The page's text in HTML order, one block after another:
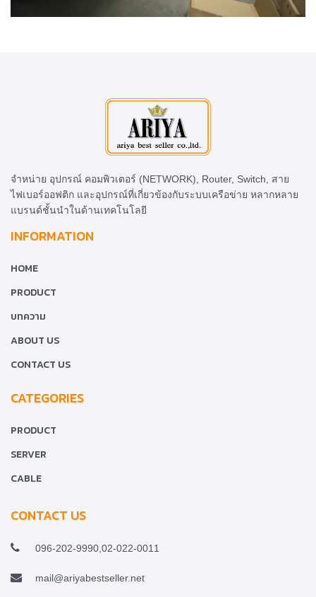
จำหน่าย อุปกรณ์ คอมพิวเตอร์ (NETWORK), Router, Switch, สาย
ไฟเบอร์ออฟติก และอุปกรณ์ที่เกี่ยวข้องกับระบบเครือข่าย หลากหลาย
แบรนด์ชั้นนำในด้านเทคโนโลยี
INFORMATION
HOME
PRODUCT
บทความ
ABOUT US
CONTACT US
CATEGORIES
PRODUCT
SERVER
CABLE
CONTACT US
096-202-9990,02-022-0011
mail@ariyabestseller.net